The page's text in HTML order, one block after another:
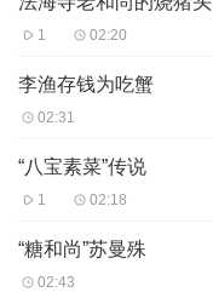
1 02:20
李渔存钱为吃蟹
02:31
“八宝素菜”传说
1 02:18
“糖和尚”苏曼殊
02:43